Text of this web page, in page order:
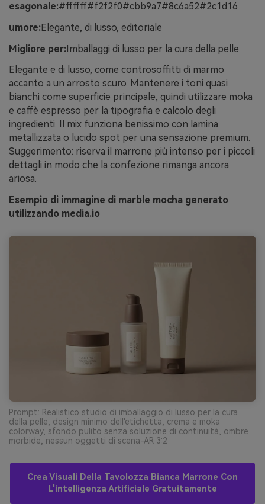
esagonale:#ffffff#f2f2f0#cbb9a7#8c6a52#2c1d16
umore:Elegante, di lusso, editoriale
Migliore per:Imballaggi di lusso per la cura della pelle
Elegante e di lusso, come controsoffitti di marmo
accanto a un arrosto scuro. Mantenere i toni quasi
bianchi come superficie principale, quindi utilizzare moka
e caffè espresso per la tipografia e calcolo degli
ingredienti. Il mix funziona benissimo con lamina
metallizzata o lucido spot per una sensazione premium.
Suggerimento: riserva il marrone più intenso per i piccoli
dettagli in modo che la confezione rimanga ancora
ariosa.
Esempio di immagine di marble mocha generato
utilizzando media.io
Prompt: Realistico studio di imballaggio di lusso per la cura
della pelle, design minimo dell'etichetta, crema e moka
colorway, sfondo pulito senza soluzione di continuità, ombre
morbide, nessun oggetti di scena-AR 3:2
Crea Visuali Della Tavolozza Bianca Marrone Con
L'intelligenza Artificiale Gratuitamente